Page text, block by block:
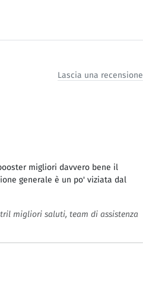
Lascia una recensione
migliori davvero bene il
generale è un po' viziata dal
migliori saluti, team di assistenza